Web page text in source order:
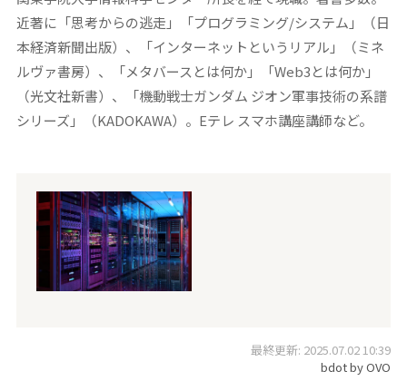
近著に「思考からの逃走」「プログラミング/システム」（日
本経済新聞出版）、「インターネットというリアル」（ミネ
ルヴァ書房）、「メタバースとは何か」「Web3とは何か」
（光文社新書）、「機動戦士ガンダム ジオン軍事技術の系譜
シリーズ」（KADOKAWA）。Eテレ スマホ講座講師など。
最終更新: 2025.07.02 10:39
bdot by OVO